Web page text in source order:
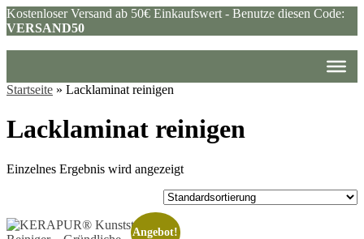
Kostenloser Versand ab 50€ Einkaufswert - Benutze diesen Code:
VERSAND50
Startseite » Lacklaminat reinigen
Lacklaminat reinigen
Einzelnes Ergebnis wird angezeigt
Angebot!